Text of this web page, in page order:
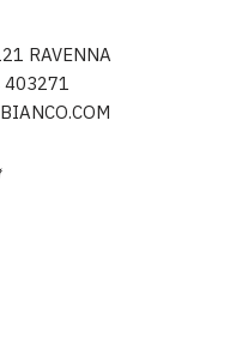
RAVENNA
403271